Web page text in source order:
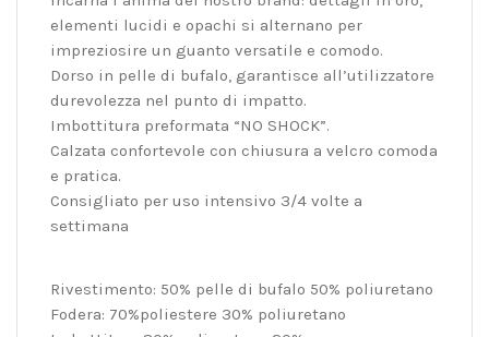
elementi lucidi e opachi si alternano per
impreziosire un guanto versatile e comodo.
Dorso in pelle di bufalo, garantisce all’utilizzatore
durevolezza nel punto di impatto.
Imbottitura preformata “NO SHOCK”.
Calzata confortevole con chiusura a velcro comoda
e pratica.
Consigliato per uso intensivo 3/4 volte a
settimana
Rivestimento: 50% pelle di bufalo 50% poliuretano
Fodera: 70%poliestere 30% poliuretano